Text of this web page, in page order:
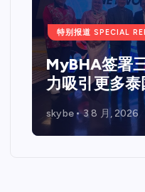
Web 3.0 +
站圆满落幕
马来西亚 共
与企业未来
skybe 7 7 月, 2026